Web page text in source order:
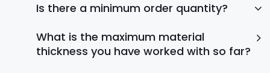
Is there a minimum order quantity?
What is the maximum material
thickness you have worked with so far?